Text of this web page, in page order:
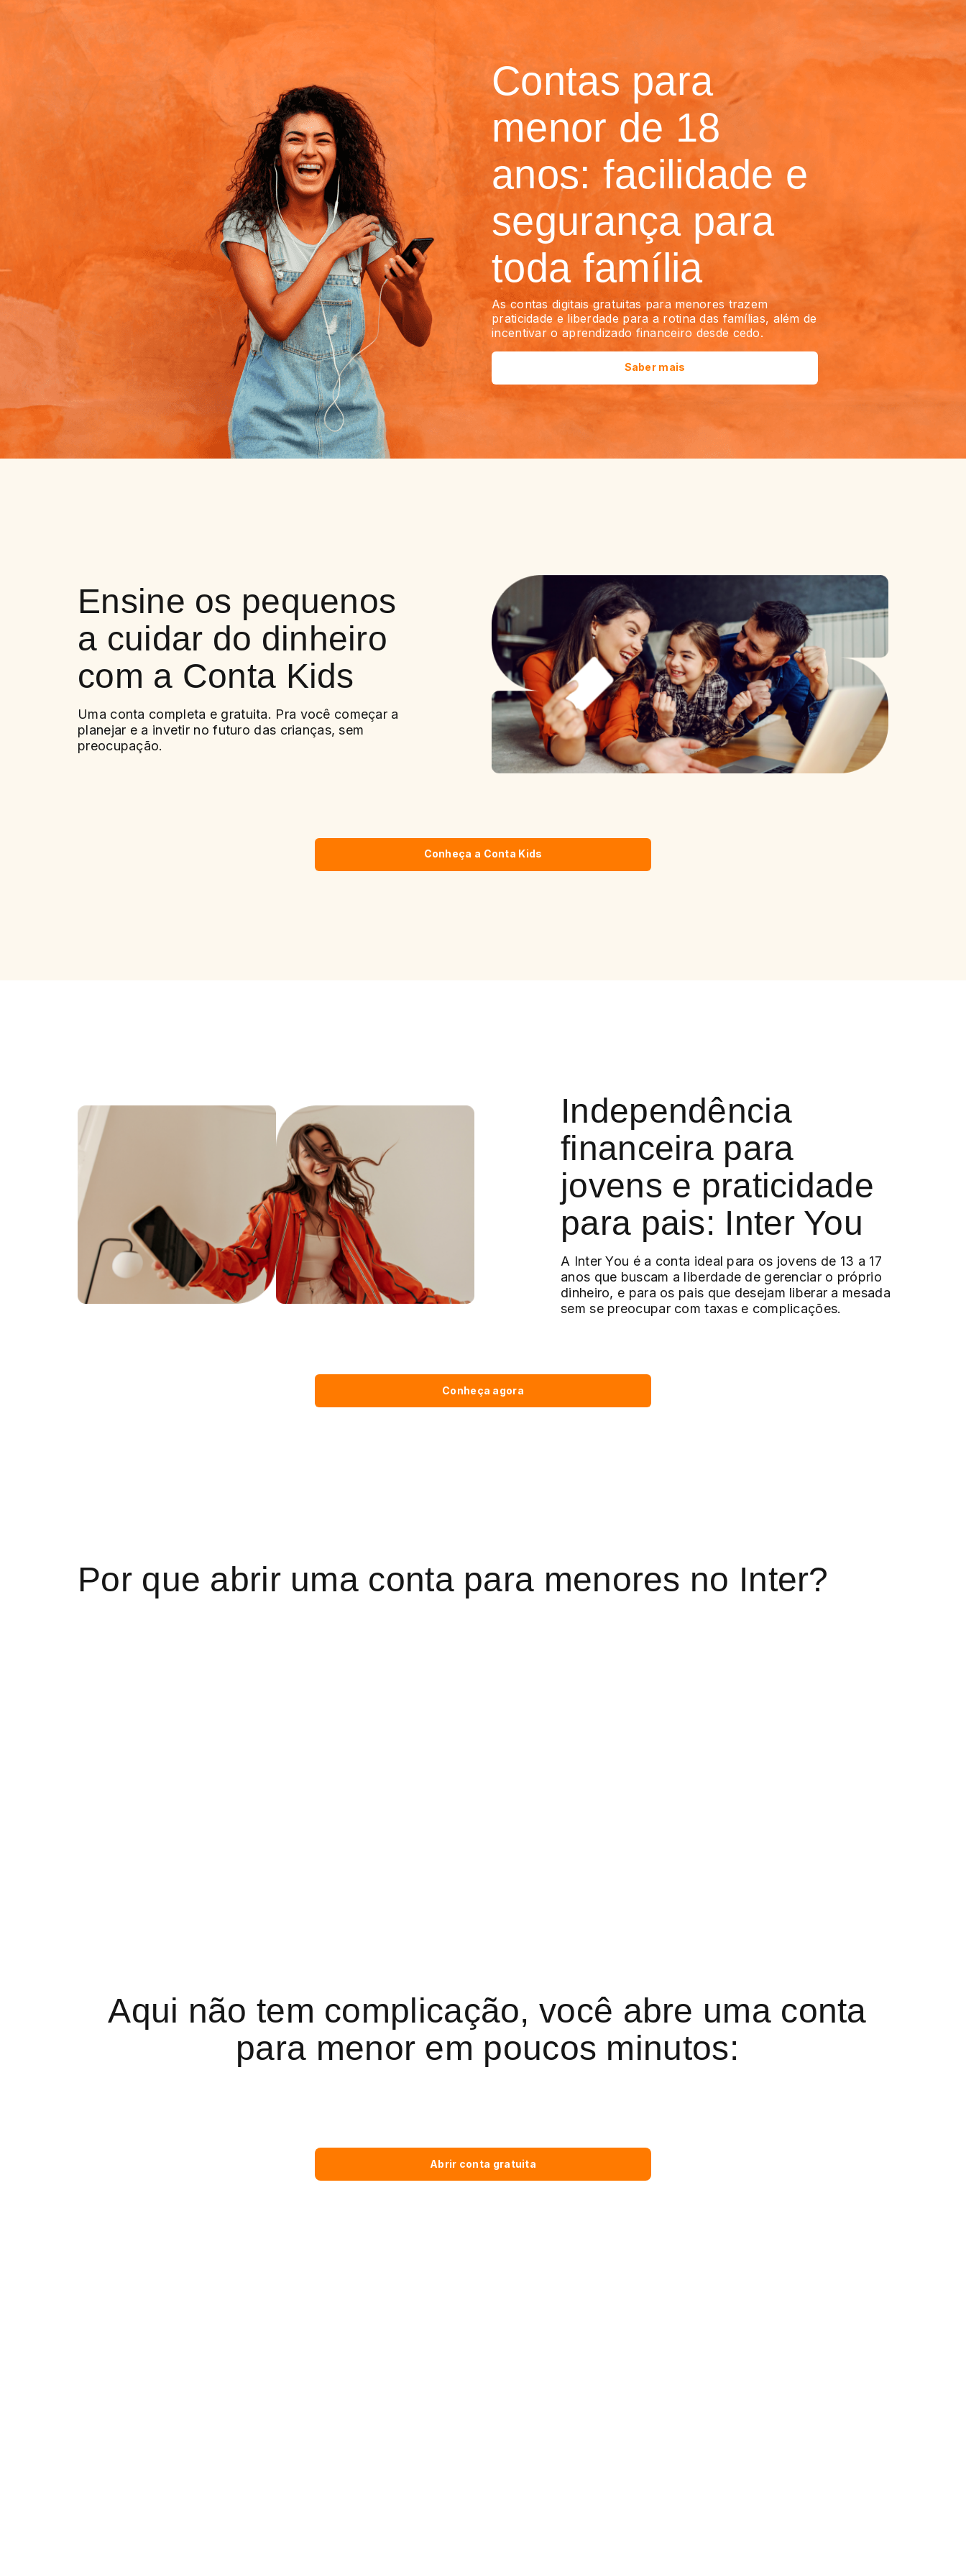
Contas para
menor de 18
anos: facilidade e
segurança para
toda família
As contas digitais gratuitas para menores trazem
praticidade e liberdade para a rotina das famílias, além de
incentivar o aprendizado financeiro desde cedo.
Saber mais
Ensine os pequenos
a cuidar do dinheiro
com a Conta Kids
Uma conta completa e gratuita. Pra você começar a
planejar e a invetir no futuro das crianças, sem
preocupação.
Conheça a Conta Kids
Independência
financeira para
jovens e praticidade
para pais: Inter You
A Inter You é a conta ideal para os jovens de 13 a 17
anos que buscam a liberdade de gerenciar o próprio
dinheiro, e para os pais que desejam liberar a mesada
sem se preocupar com taxas e complicações.
Conheça agora
Por que abrir uma conta para menores no Inter?
Aqui não tem complicação, você abre uma conta
para menor em poucos minutos:
Abrir conta gratuita